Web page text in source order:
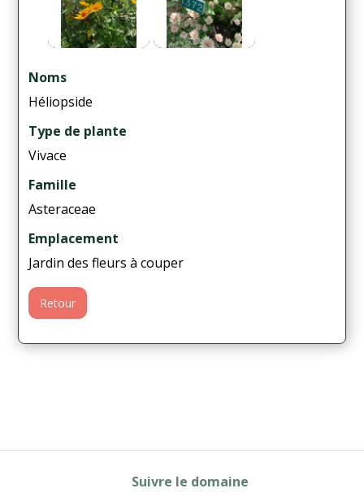
Noms
Héliopside
Type de plante
Vivace
Famille
Asteraceae
Emplacement
Jardin des fleurs à couper
Retour
Suivre le domaine